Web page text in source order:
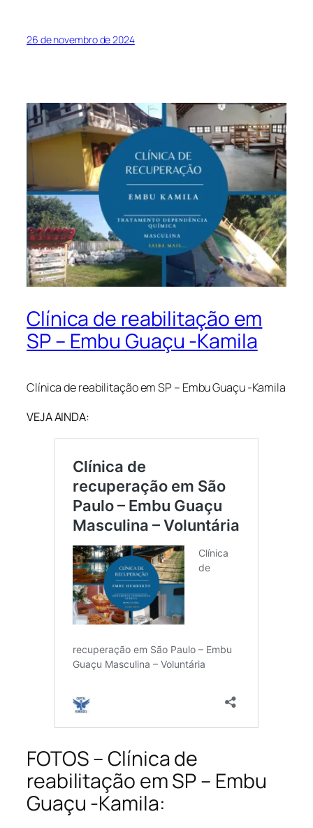
26 de novembro de 2024
Clínica de reabilitação em
SP – Embu Guaçu -Kamila
Clínica de reabilitação em SP – Embu Guaçu -Kamila
VEJA AINDA:
FOTOS – Clínica de
reabilitação em SP – Embu
Guaçu -Kamila: